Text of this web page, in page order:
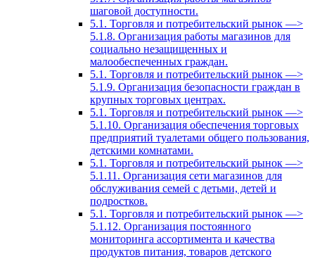
шаговой доступности.
5.1. Торговля и потребительский рынок —>
5.1.8. Организация работы магазинов для
социально незащищенных и
малообеспеченных граждан.
5.1. Торговля и потребительский рынок —>
5.1.9. Организация безопасности граждан в
крупных торговых центрах.
5.1. Торговля и потребительский рынок —>
5.1.10. Организация обеспечения торговых
предприятий туалетами общего пользования,
детскими комнатами.
5.1. Торговля и потребительский рынок —>
5.1.11. Организация сети магазинов для
обслуживания семей с детьми, детей и
подростков.
5.1. Торговля и потребительский рынок —>
5.1.12. Организация постоянного
мониторинга ассортимента и качества
продуктов питания, товаров детского